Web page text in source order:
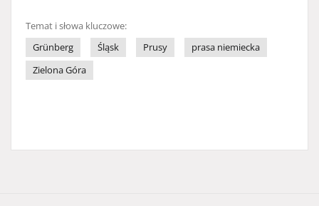
Temat i słowa kluczowe:
Grünberg
Śląsk Prusy
prasa niemiecka
Zielona Góra